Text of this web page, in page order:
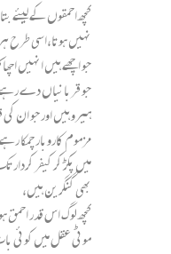
کچھ احمقوں کے لیئے
نہیں ہوتا،اسی طرح
جو اچھے ہیں انہیں
جو قربانیاں دے
ہیرو ہیں اور جو ان
مزموم کاروبار
میں پکڑ کر کیفر
بھی گنگرین ہیں،
کچھ لوگ اس قدر
موٹی عقل میں